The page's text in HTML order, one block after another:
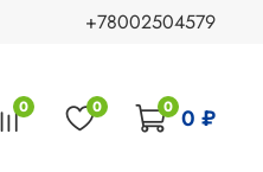
+78002504579
0 0 0 0 ₽